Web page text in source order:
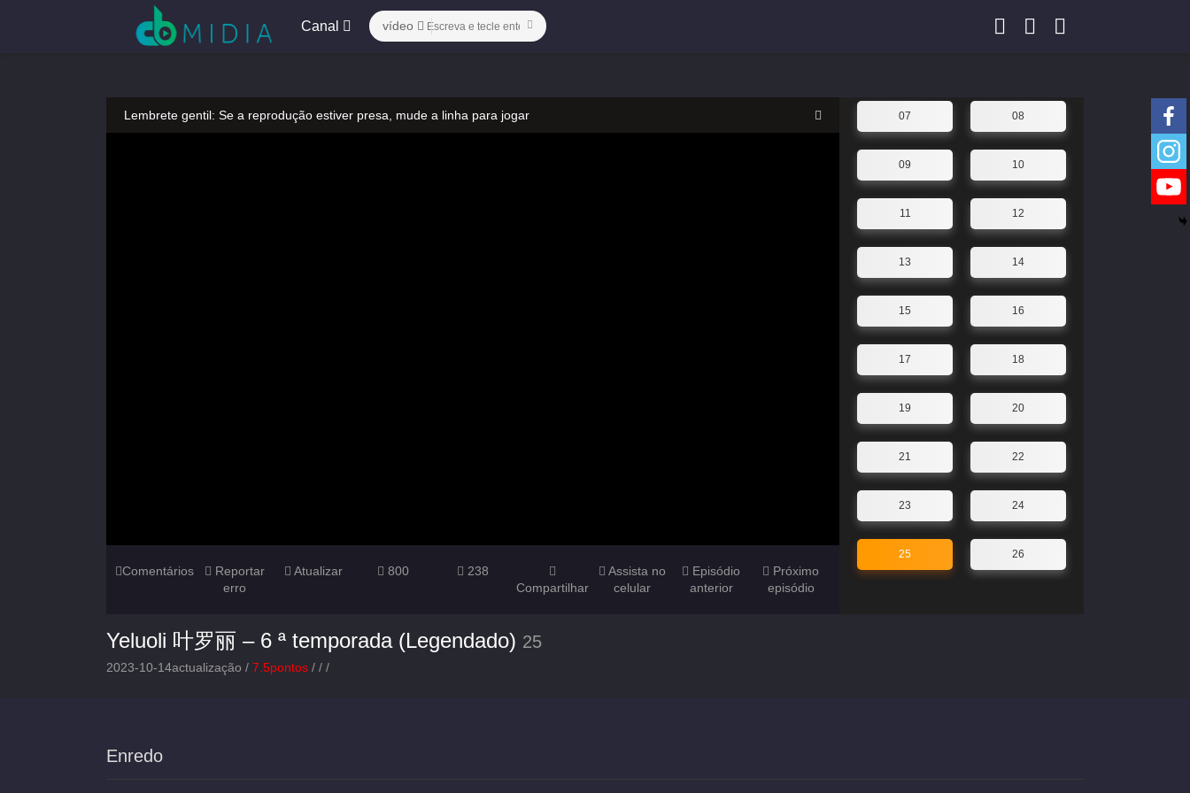
Canal vídeo
Lembrete gentil: Se a reprodução estiver presa, mude a linha para jogar
Comentários
Reportar
erro
Atualizar 800
238
Compartilhar
Assista no
celular
Episódio
anterior
Próximo
episódio
07 08
09 10
11 12
13 14
15 16
17 18
19 20
21 22
23 24
25 26
Yeluoli 叶罗丽 – 6 ª temporada (Legendado) 25
2023-10-14actualização / 7.5pontos / / /
Enredo